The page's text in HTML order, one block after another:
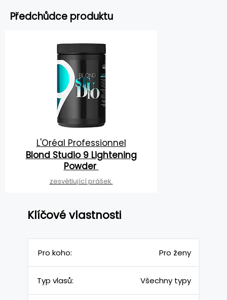
Předchůdce produktu
L'Oréal Professionnel
Blond Studio 9 Lightening
Powder
zesvětlující prášek
Klíčové vlastnosti
Pro koho: Pro ženy
Typ vlasů: Všechny typy